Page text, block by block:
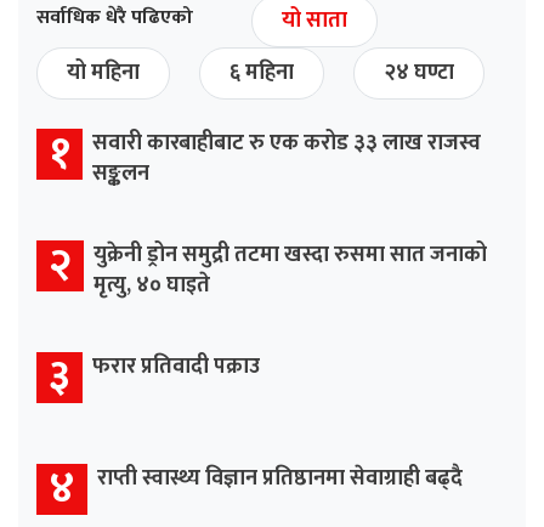
सर्वाधिक धेरै पढिएको
यो साता
यो महिना
६ महिना २४ घण्टा
१
सवारी कारबाहीबाट रु एक करोड ३३ लाख राजस्व
सङ्कलन
२
युक्रेनी ड्रोन समुद्री तटमा खस्दा रुसमा सात जनाको
मृत्यु, ४० घाइते
३ फरार प्रतिवादी पक्राउ
४ राप्ती स्वास्थ्य विज्ञान प्रतिष्ठानमा सेवाग्राही बढ्दै